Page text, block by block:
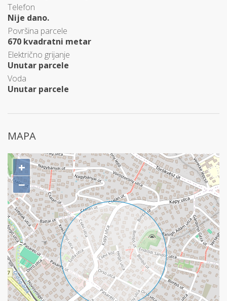
Telefon
Nije dano.
Površina parcele
670 kvadratni metar
Električno grijanje
Unutar parcele
Voda
Unutar parcele
MAPA
+
−